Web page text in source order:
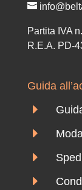
Partita IVA
R.E.A. PD-
Guida
E
E
E
E